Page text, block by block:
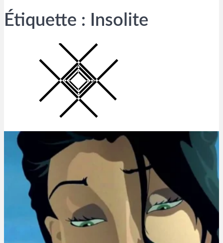
Étiquette : Insolite